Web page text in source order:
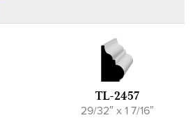
TL-2457
29/32″ x 1 7/16″